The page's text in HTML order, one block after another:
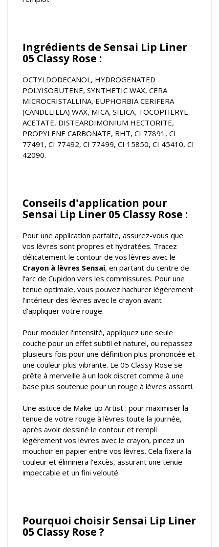
Ingrédients de Sensai Lip Liner
05 Classy Rose :
OCTYLDODECANOL, HYDROGENATED
POLYISOBUTENE, SYNTHETIC WAX, CERA
MICROCRISTALLINA, EUPHORBIA CERIFERA
(CANDELILLA) WAX, MICA, SILICA, TOCOPHERYL
ACETATE, DISTEARDIMONIUM HECTORITE,
PROPYLENE CARBONATE, BHT, CI 77891, CI
77491, CI 77492, CI 77499, CI 15850, CI 45410, CI
42090.
Conseils d'application pour
Sensai Lip Liner 05 Classy Rose :
Pour une application parfaite, assurez-vous que
vos lèvres sont propres et hydratées. Tracez
délicatement le contour de vos lèvres avec le
Crayon à lèvres Sensai, en partant du centre de
l'arc de Cupidon vers les commissures. Pour une
tenue optimale, vous pouvez hachurer légèrement
l'intérieur des lèvres avec le crayon avant
d'appliquer votre rouge.
Pour moduler l'intensité, appliquez une seule
couche pour un effet subtil et naturel, ou repassez
plusieurs fois pour une définition plus prononcée et
une couleur plus vibrante. Le 05 Classy Rose se
prête à merveille à un look discret comme à une
base plus soutenue pour un rouge à lèvres assorti.
Une astuce de Make-up Artist : pour maximiser la
tenue de votre rouge à lèvres toute la journée,
après avoir dessiné le contour et rempli
légèrement vos lèvres avec le crayon, pincez un
mouchoir en papier entre vos lèvres. Cela fixera la
couleur et éliminera l'excès, assurant une tenue
impeccable et un fini velouté.
Pourquoi choisir Sensai Lip Liner
05 Classy Rose ?